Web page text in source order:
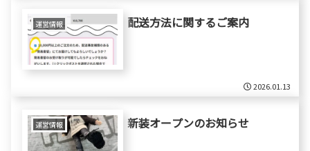
運営情報 配送方法に関するご案内
2026.01.13
運営情報 新装オープンのお知らせ